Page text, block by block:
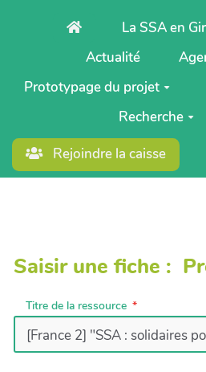
Aller au contenu principal
La SSA en
Actualité
Prototypage du projet
Recherche
Rejoindre la caisse
Saisir une fiche :
Titre de la ressource